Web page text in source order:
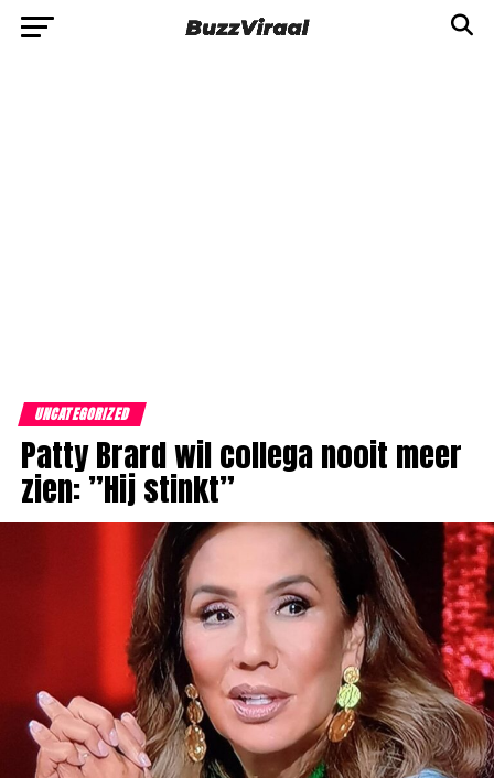
UNCATEGORIZED
Patty Brard wil collega nooit meer
zien: ”Hij stinkt”